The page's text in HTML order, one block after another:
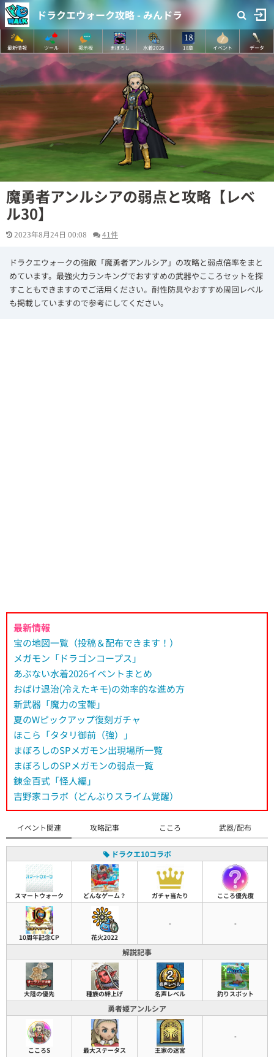
ドラクエウォーク攻略 - みんドラ
最新情報 ツール 掲示板 まぼろし 水着2026 18章 イベント データ
魔勇者アンルシアの弱点と攻略【レベ
ル30】
2023年8月24日 00:08 41件
ドラクエウォークの強敵「魔勇者アンルシア」の攻略と弱点倍率をまと
めています。最強火力ランキングでおすすめの武器やこころセットを探
すこともできますのでご活用ください。耐性防具やおすすめ周回レベル
も掲載していますので参考にしてください。
最新情報
宝の地図一覧（投稿＆配布できます！）
メガモン「ドラゴンコープス」
あぶない水着2026イベントまとめ
おばけ退治(冷えたキモ)の効率的な進め方
新武器「魔力の宝鞭」
夏のWピックアップ復刻ガチャ
ほこら「タタリ御前（強）」
まぼろしのSPメガモン出現場所一覧
まぼろしのSPメガモンの弱点一覧
錬金百式「怪人編」
吉野家コラボ（どんぶりスライム覚醒）
イベント関連 攻略記事 こころ 武器/配布
ドラクエ10コラボ
スマートウォーク どんなゲーム？ ガチャ当たり こころ優先度
10周年記念CP 花火2022
- -
解説記事
大陸の優先 種族の絆上げ 名声レベル 釣りスポット
勇者姫アンルシア
こころS 最大ステータス 王家の迷宮
-